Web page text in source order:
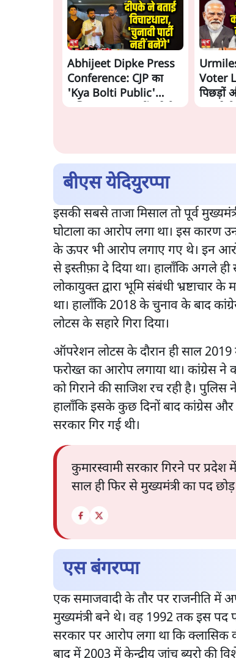
Abhijeet Dipke Press
Conference: CJP का
'Kya Bolti Public'
Voter
पिछड़ों
बीएस येदियुरप्पा
इसकी सबसे ताजा मिसाल तो पूर्व
घोटाला का आरोप लगा था। इस कारण
के ऊपर भी आरोप लगाए गए थे। इन
से इस्तीफ़ा दे दिया था। हालाँकि अगले
लोकायुक्त द्वारा भूमि संबंधी भ्रष्टाचार
था। हालाँकि 2018 के चुनाव के बाद
लोटस के सहारे गिरा दिया।
ऑपरेशन लोटस के दौरान ही साल 2019
फरोख्त का आरोप लगाया था। कांग्रेस
को गिराने की साजिश रच रही है। पुलिस
हालाँकि इसके कुछ दिनों बाद कांग्रेस
सरकार गिर गई थी।
कुमारस्वामी सरकार गिरने पर प्रदेश
साल ही फिर से मुख्यमंत्री का पद
एस बंगरप्पा
एक समाजवादी के तौर पर राजनीति में
मुख्यमंत्री बने थे। वह 1992 तक इस पद
सरकार पर आरोप लगा था कि क्लासिक
बाद में 2003 में केन्द्रीय जांच ब्यूरो की